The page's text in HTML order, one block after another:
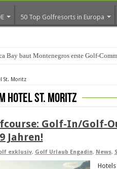
50 Top Golfresorts in Europa
Bay baut Montenegros erste Golf-
St. Moritz
Hotel St. Moritz
Golf-In/Golf-
Jahren!
exklusiv, Golf Urlaub Engadin, News,